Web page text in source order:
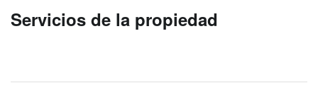
Servicios de la propiedad